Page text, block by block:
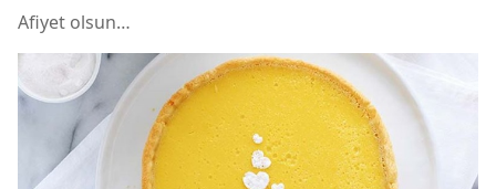
Afiyet olsun…